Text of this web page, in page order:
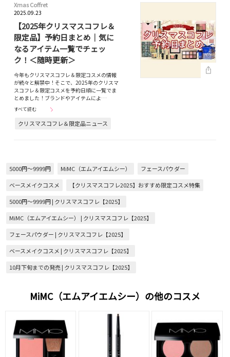
Xmas Coffret
2025.09.23
【2025年クリスマスコフレ＆
限定品】予約日まとめ｜気に
なるアイテム一覧でチェッ
ク！＜随時更新＞
今年もクリスマスコフレ＆限定コスメの情報
が続々と解禁中！そこで、2025年のクリスマ
スコフレ＆限定コスメを予約日順に一覧でま
とめました！ブランドやアイテムによ…
すべて読む
クリスマスコフレ＆限定品ニュース
5000円～9999円 MiMC（エムアイエムシー）
フェースパウダー
ベースメイクコスメ
【クリスマスコフレ2025】おすすめ限定コスメ特集
5000円～9999円 | クリスマスコフレ【2025】
MiMC（エムアイエムシー） | クリスマスコフレ【2025】
フェースパウダー | クリスマスコフレ【2025】
ベースメイクコスメ | クリスマスコフレ【2025】
10月下旬までの発売 | クリスマスコフレ【2025】
MiMC（エムアイエムシー）の他のコスメ